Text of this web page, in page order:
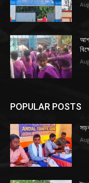
POPULAR POSTS